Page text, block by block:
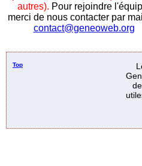
autres). Pour rejoindre
merci de nous contacter par
contact@geneoweb.org
Top